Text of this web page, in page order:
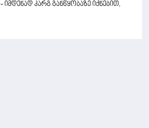
- იმდენად კარგ განწყობაზე იქნებით,